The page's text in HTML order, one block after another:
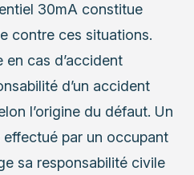
30mA constitue
contre ces situations.
en cas d’accident
d’un accident
l’origine du défaut. Un
par un occupant
sa responsabilité civile